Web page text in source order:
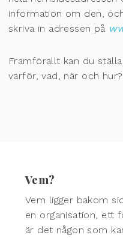
information om den,
skriva in adressen på
Framförallt kan du
varför, vad, när och
Vem?
Vem ligger bakom
en organisation, ett
är det någon som